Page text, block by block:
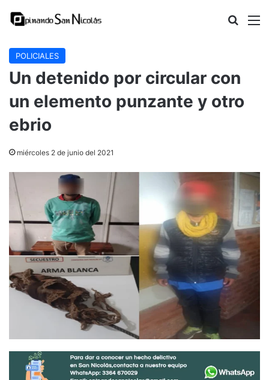
Buscar
POLICIALES
Un detenido por circular con
un elemento punzante y otro
ebrio
miércoles 2 de junio del 2021